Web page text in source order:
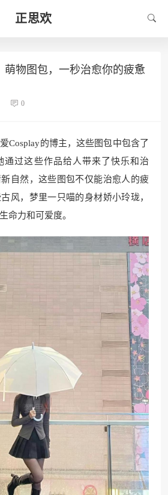
正思欢
萌物图包，一秒治愈你的疲惫
0
Cosplay的博主，这些图包中包含了
通过这些作品给人带来了快乐和治
自然，这些图包不仅能治愈人的疲
风，梦里一只喵的身材娇小玲珑，
命力和可爱度。